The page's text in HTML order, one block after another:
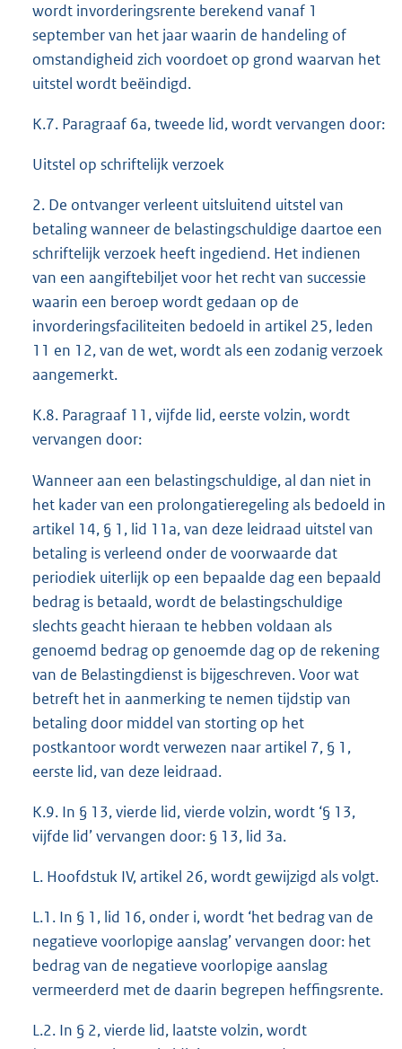
wordt invorderingsrente berekend vanaf 1
september van het jaar waarin de handeling of
omstandigheid zich voordoet op grond waarvan het
uitstel wordt beëindigd.
K.7. Paragraaf 6a, tweede lid, wordt vervangen door:
Uitstel op schriftelijk verzoek
2. De ontvanger verleent uitsluitend uitstel van
betaling wanneer de belastingschuldige daartoe een
schriftelijk verzoek heeft ingediend. Het indienen
van een aangiftebiljet voor het recht van successie
waarin een beroep wordt gedaan op de
invorderingsfaciliteiten bedoeld in artikel 25, leden
11 en 12, van de wet, wordt als een zodanig verzoek
aangemerkt.
K.8. Paragraaf 11, vijfde lid, eerste volzin, wordt
vervangen door:
Wanneer aan een belastingschuldige, al dan niet in
het kader van een prolongatieregeling als bedoeld in
artikel 14, § 1, lid 11a, van deze leidraad uitstel van
betaling is verleend onder de voorwaarde dat
periodiek uiterlijk op een bepaalde dag een bepaald
bedrag is betaald, wordt de belastingschuldige
slechts geacht hieraan te hebben voldaan als
genoemd bedrag op genoemde dag op de rekening
van de Belastingdienst is bijgeschreven. Voor wat
betreft het in aanmerking te nemen tijdstip van
betaling door middel van storting op het
postkantoor wordt verwezen naar artikel 7, § 1,
eerste lid, van deze leidraad.
K.9. In § 13, vierde lid, vierde volzin, wordt ‘§ 13,
vijfde lid’ vervangen door: § 13, lid 3a.
L. Hoofdstuk IV, artikel 26, wordt gewijzigd als volgt.
L.1. In § 1, lid 16, onder i, wordt ‘het bedrag van de
negatieve voorlopige aanslag’ vervangen door: het
bedrag van de negatieve voorlopige aanslag
vermeerderd met de daarin begrepen heffingsrente.
L.2. In § 2, vierde lid, laatste volzin, wordt